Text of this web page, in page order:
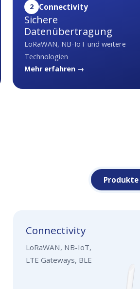
2 Connectivity
Sichere
Datenübertragung
LoRaWAN, NB-IoT und weitere
Technologien
Mehr erfahren →
Produkte
Connectivity
LoRaWAN, NB-IoT,
LTE Gateways, BLE